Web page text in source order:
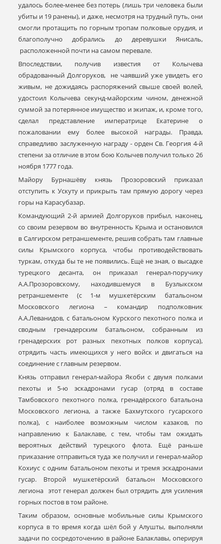
удалось более-менее без потерь (лишь три человека были
убиты и 19 ранены), и даже, несмотря на трудный путь, они
смогли протащить по горным тропам полковые орудия, и
благополучно добрались до деревушки Янисаль,
расположенной почти на самом перевале.
Впоследствии, получив известия от Колычева
обрадованный Долгоруков, не чаявший уже увидеть его
живым, не дожидаясь распоряжений свыше своей волей,
удостоил Колычева секунд-майорским чином, денежной
суммой за потерянное имущество и экипаж, и, кроме того,
сделал представление императрице Екатерине о
пожаловании ему более высокой награды. Правда,
справедливо заслуженную награду - орден Св. Георгия 4-й
степени за отличие в этом бою Колычев получил только 26
ноября 1777 года.
Майору Бурнашёву князь Прозоровский приказал
отступить к Ускуту и прикрыть там прямую дорогу через
горы на Карасубазар.
Командующий 2-й армией Долгоруков прибыл, наконец,
со своим резервом во внутренность Крыма и остановился
в Салгирском ретраншементе, решив собрать там главные
силы Крымского корпуса, чтобы противодействовать
туркам, откуда бы те не появились. Ещё не зная, о высадке
турецкого десанта, он приказал генерал-поручику
А.А.Прозоровскому, находившемуся в Бузлыкском
ретраншементе (с 1-м мушкетёрским батальоном
Московского легиона – командир подполковник
А.А.Леванидов, с батальоном Курского пехотного полка и
сводным гренадерским батальоном, собранным из
гренадерских рот разных пехотных полков корпуса),
отрядить часть имеющихся у него войск и двигаться на
соединение с главным резервом.
Князь отправил генерал-майора Якоби с двумя полками
пехоты и 5-ю эскадронами гусар (отряд в составе
Тамбовского пехотного полка, гренадёрского батальона
Московского легиона, а также Бахмутского гусарского
полка), с наиболее возможным числом казаков, по
направлению к Балаклаве, с тем, чтобы там ожидать
вероятных действий турецкого флота. Ещё раньше
приказание отправиться туда же получил и генерал-майор
Кохиус с одним батальоном пехоты и тремя эскадронами
гусар. Второй мушкетёрский батальон Московского
легиона этот генерал должен был отрядить для усиления
горных постов в том районе.
Таким образом, основные мобильные силы Крымского
корпуса в то время когда шёл бой у Алушты, выполняли
задачи по сосредоточению в районе Балаклавы, оперируя